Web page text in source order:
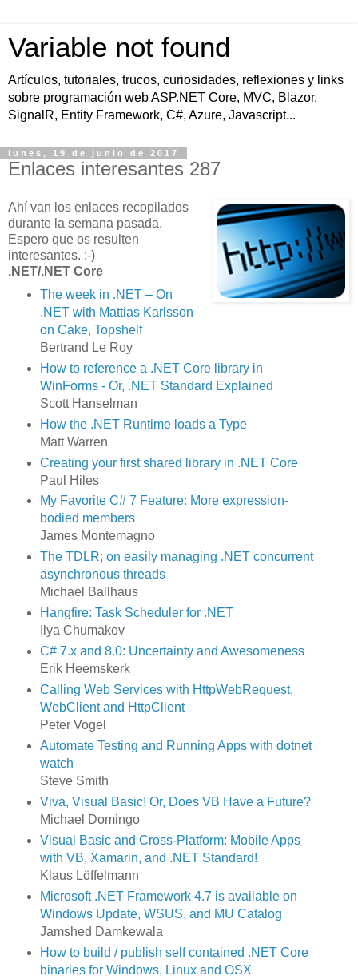
Variable not found
Artículos, tutoriales, trucos, curiosidades, reflexiones y links
sobre programación web ASP.NET Core, MVC, Blazor,
SignalR, Entity Framework, C#, Azure, Javascript...
lunes, 19 de junio de 2017
Enlaces interesantes 287
Ahí van los enlaces recopilados
durante la semana pasada.
Espero que os resulten
interesantes. :-)
.NET/.NET Core
The week in .NET – On
.NET with Mattias Karlsson
on Cake, Topshelf
Bertrand Le Roy
How to reference a .NET Core library in
WinForms - Or, .NET Standard Explained
Scott Hanselman
How the .NET Runtime loads a Type
Matt Warren
Creating your first shared library in .NET Core
Paul Hiles
My Favorite C# 7 Feature: More expression-
bodied members
James Montemagno
The TDLR; on easily managing .NET concurrent
asynchronous threads
Michael Ballhaus
Hangfire: Task Scheduler for .NET
Ilya Chumakov
C# 7.x and 8.0: Uncertainty and Awesomeness
Erik Heemskerk
Calling Web Services with HttpWebRequest,
WebClient and HttpClient
Peter Vogel
Automate Testing and Running Apps with dotnet
watch
Steve Smith
Viva, Visual Basic! Or, Does VB Have a Future?
Michael Domingo
Visual Basic and Cross-Platform: Mobile Apps
with VB, Xamarin, and .NET Standard!
Klaus Löffelmann
Microsoft .NET Framework 4.7 is available on
Windows Update, WSUS, and MU Catalog
Jamshed Damkewala
How to build / publish self contained .NET Core
binaries for Windows, Linux and OSX